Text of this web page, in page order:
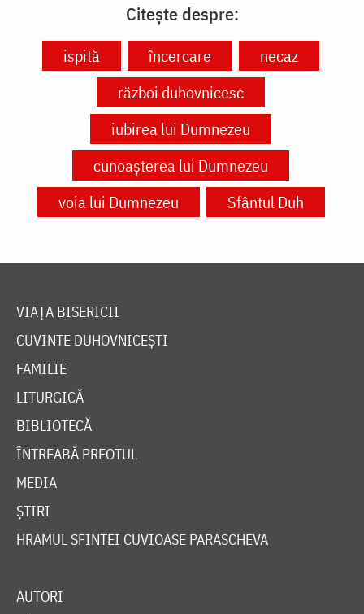
Citește despre:
ispită încercare
necaz
război duhovnicesc
iubirea lui Dumnezeu
cunoașterea lui Dumnezeu
voia lui Dumnezeu
Sfântul Duh
VIAȚA BISERICII
CUVINTE DUHOVNICEȘTI
FAMILIE
LITURGICĂ
BIBLIOTECĂ
ÎNTREABĂ PREOTUL
MEDIA
ȘTIRI
HRAMUL SFINTEI CUVIOASE PARASCHEVA
AUTORI